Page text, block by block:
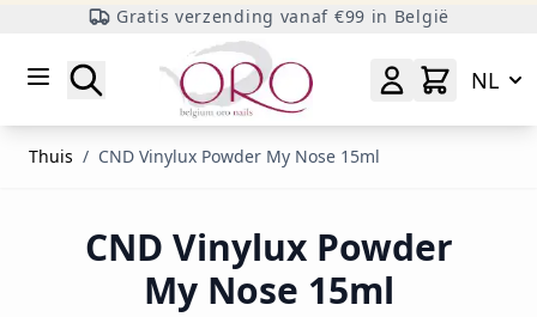
Gratis verzending vanaf €99 in België
Zoeken
NL
Thuis / CND Vinylux Powder My Nose 15ml
CND Vinylux Powder
My Nose 15ml